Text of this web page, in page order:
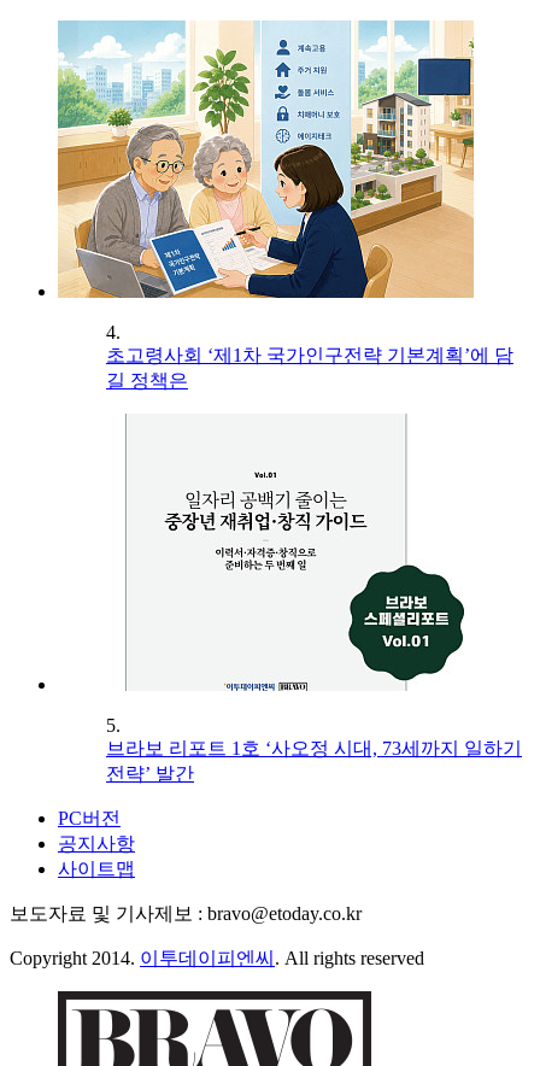
4.
초고령사회 ‘제1차 국가인구전략 기본계획’에 담
길 정책은
5.
브라보 리포트 1호 ‘사오정 시대, 73세까지 일하기
전략’ 발간
PC버전
공지사항
사이트맵
보도자료 및 기사제보 : bravo@etoday.co.kr
Copyright 2014. 이투데이피엔씨 . All rights reserved